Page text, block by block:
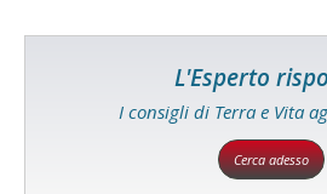
L'Esperto
I consigli di Terra e Vita
Cerca adesso